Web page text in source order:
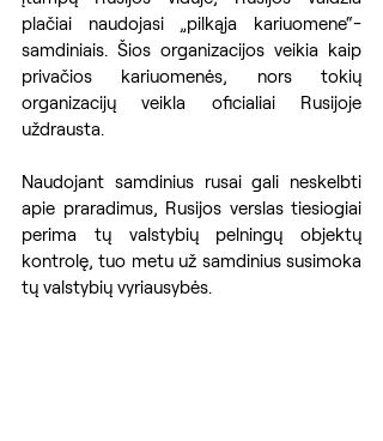
plačiai naudojasi „pilkąja kariuomene“-
samdiniais. Šios organizacijos veikia kaip
privačios kariuomenės, nors tokių
organizacijų veikla oficialiai Rusijoje
uždrausta.
Naudojant samdinius rusai gali neskelbti
apie praradimus, Rusijos verslas tiesiogiai
perima tų valstybių pelningų objektų
kontrolę, tuo metu už samdinius susimoka
tų valstybių vyriausybės.